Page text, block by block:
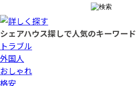
シェアハウス探しで人気のキーワード
トラブル
外国人
おしゃれ
格安